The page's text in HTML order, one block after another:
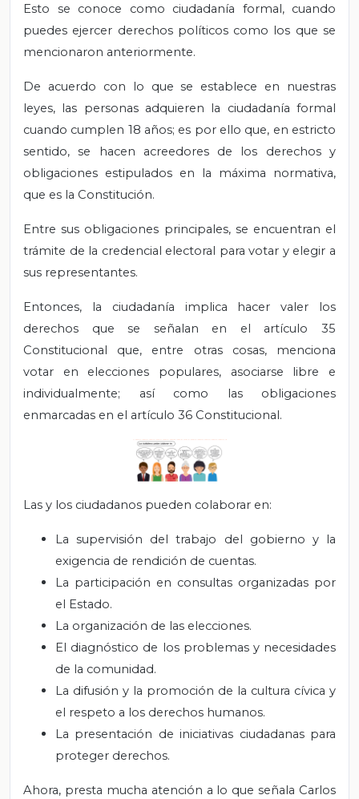
Esto se conoce como ciudadanía formal, cuando
puedes ejercer derechos políticos como los que se
mencionaron anteriormente.
De acuerdo con lo que se establece en nuestras
leyes, las personas adquieren la ciudadanía formal
cuando cumplen 18 años; es por ello que, en estricto
sentido, se hacen acreedores de los derechos y
obligaciones estipulados en la máxima normativa,
que es la Constitución.
Entre sus obligaciones principales, se encuentran el
trámite de la credencial electoral para votar y elegir a
sus representantes.
Entonces, la ciudadanía implica hacer valer los
derechos que se señalan en el artículo 35
Constitucional que, entre otras cosas, menciona
votar en elecciones populares, asociarse libre e
individualmente; así como las obligaciones
enmarcadas en el artículo 36 Constitucional.
Las y los ciudadanos pueden colaborar en:
La supervisión del trabajo del gobierno y la
exigencia de rendición de cuentas.
La participación en consultas organizadas por
el Estado.
La organización de las elecciones.
El diagnóstico de los problemas y necesidades
de la comunidad.
La difusión y la promoción de la cultura cívica y
el respeto a los derechos humanos.
La presentación de iniciativas ciudadanas para
proteger derechos.
Ahora, presta mucha atención a lo que señala Carlos